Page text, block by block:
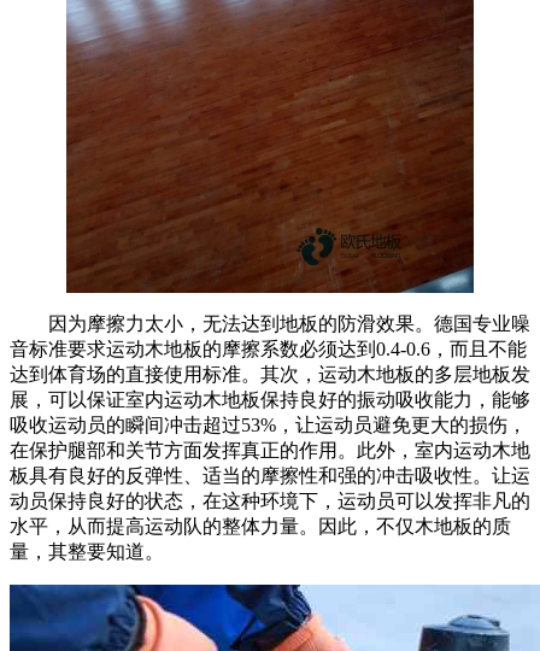
因为摩擦力太小，无法达到地板的防滑效果。德国专业噪
音标准要求运动木地板的摩擦系数必须达到0.4-0.6，而且不能
达到体育场的直接使用标准。其次，运动木地板的多层地板发
展，可以保证室内运动木地板保持良好的振动吸收能力，能够
吸收运动员的瞬间冲击超过53%，让运动员避免更大的损伤，
在保护腿部和关节方面发挥真正的作用。此外，室内运动木地
板具有良好的反弹性、适当的摩擦性和强的冲击吸收性。让运
动员保持良好的状态，在这种环境下，运动员可以发挥非凡的
水平，从而提高运动队的整体力量。因此，不仅木地板的质
量，其整要知道。